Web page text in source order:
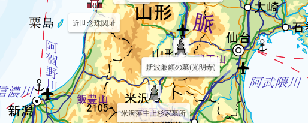
出羽国分寺
米沢藩主上杉家墓所
最上義光の墓(光禅寺)
斯波兼頼の墓(光明寺)
近世念珠関址